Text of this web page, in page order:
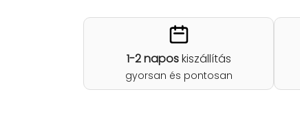
1-2 naposkiszállítás
gyorsan és pontosan